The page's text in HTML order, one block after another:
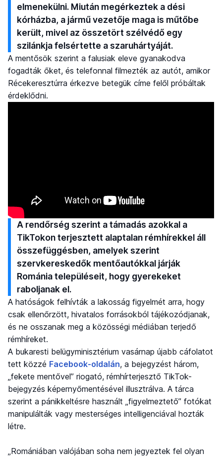
elmenekülni. Miután megérkeztek a dési
kórházba, a jármű vezetője maga is műtőbe
került, mivel az összetört szélvédő egy
szilánkja felsértette a szaruhártyáját.
A mentősök szerint a falusiak eleve gyanakodva
fogadták őket, és telefonnal filmezték az autót, amikor
Récekeresztúrra érkezve betegük címe felől próbáltak
érdeklődni.
A rendőrség szerint a támadás azokkal a
TikTokon terjesztett alaptalan rémhírekkel áll
összefüggésben, amelyek szerint
szervkereskedők mentőautókkal járják
Románia településeit, hogy gyerekeket
raboljanak el.
A hatóságok felhívták a lakosság figyelmét arra, hogy
csak ellenőrzött, hivatalos forrásokból tájékozódjanak,
és ne osszanak meg a közösségi médiában terjedő
rémhíreket.
A bukaresti belügyminisztérium vasárnap újabb cáfolatot
tett közzé Facebook-oldalán, a bejegyzést három,
„fekete mentővel” riogató, rémhírterjesztő TikTok-
bejegyzés képernyőmentésével illusztrálva. A tárca
szerint a pánikkeltésre használt „figyelmeztető” fotókat
manipulálták vagy mesterséges intelligenciával hozták
létre.
„Romániában valójában soha nem jegyeztek fel olyan